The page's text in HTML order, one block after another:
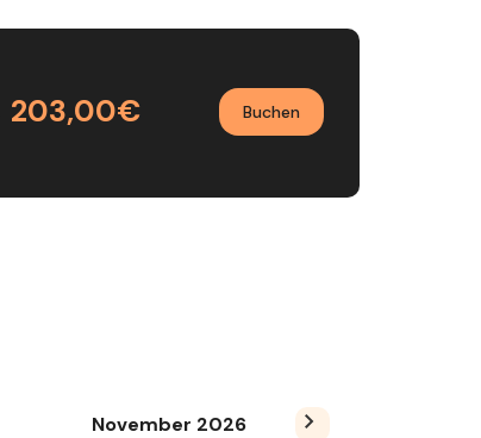
203,00€ Buchen
November 2026